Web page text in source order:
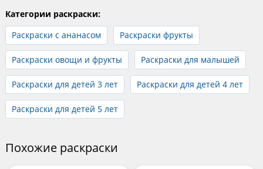
Категории раскраски:
Раскраски с ананасом
Раскраски фрукты
Раскраски овощи и фрукты Раскраски для малышей
Раскраски для детей 3 лет Раскраски для детей 4 лет
Раскраски для детей 5 лет
Похожие раскраски